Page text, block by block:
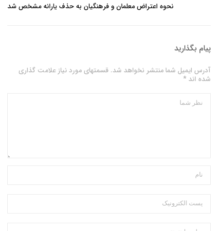
نحوه اعتراض معلمان و فرهنگیان به حذف یارانه مشخص شد
پیام بگذارید
آدرس ایمیل شما منتشر نخواهد شد. قسمتهای مورد نیاز علامت گذاری
شده اند *